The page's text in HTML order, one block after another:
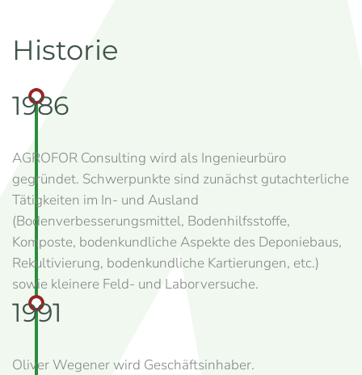
Historie
1986
AGROFOR Consulting wird als Ingenieurbüro
gegründet. Schwerpunkte sind zunächst gutachterliche
Tätigkeiten im In- und Ausland
(Bodenverbesserungsmittel, Bodenhilfsstoffe,
Komposte, bodenkundliche Aspekte des Deponiebaus,
Rekultivierung, bodenkundliche Kartierungen, etc.)
sowie kleinere Feld- und Laborversuche.
1991
Oliver Wegener wird Geschäftsinhaber.